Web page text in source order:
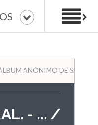
ANÓNIMO DE SAN JOSÉ
- ... /